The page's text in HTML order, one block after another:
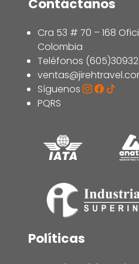
Contáctanos
Cra 53 # 70 – 168
Colombia
Teléfonos
Síguenos
PQRS
Políticas